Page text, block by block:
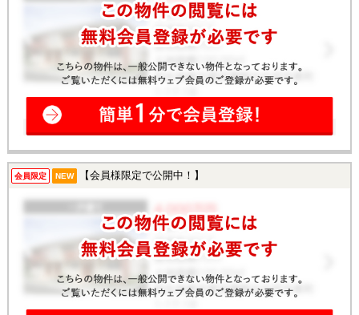
会員限定 NEW 【会員様限定で公開中！】